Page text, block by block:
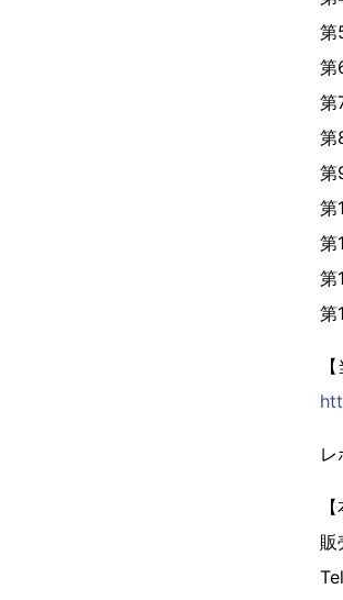
第
第
第
第
第
第
第
第
第
販